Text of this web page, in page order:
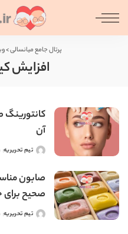
پرتال جامع میانسالی>
افزایش
آن
ارسال
توسط
تیم تحریریه
صابون
صحیح
ارسالتیم تحریریه